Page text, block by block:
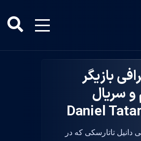
بازیگر
و سریال
Daniel
دانیل تاتارسکی که در